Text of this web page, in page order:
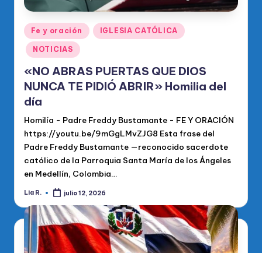
Publicado
en
Fe y oración IGLESIA CATÓLICA
NOTICIAS
«NO ABRAS PUERTAS QUE DIOS
NUNCA TE PIDIÓ ABRIR» Homilia del
día
Homilía - Padre Freddy Bustamante - FE Y ORACIÓN
https://youtu.be/9mGgLMvZJG8 Esta frase del
Padre Freddy Bustamante —reconocido sacerdote
católico de la Parroquia Santa María de los Ángeles
en Medellín, Colombia…
Publicado
Lia R. julio 12, 2026